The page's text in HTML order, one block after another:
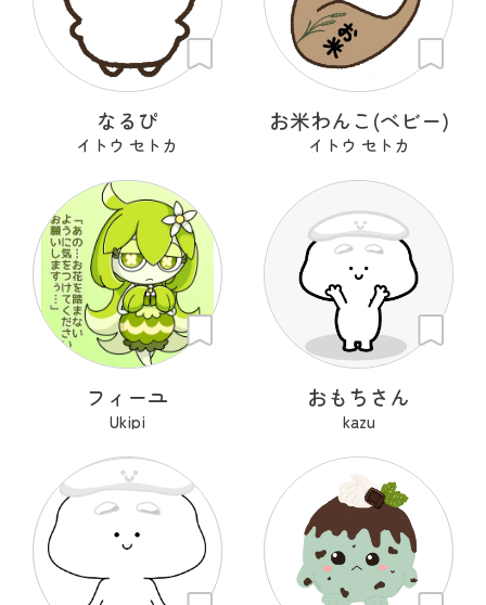
なるぴ
イトウ セトカ
お米わんこ(ベビー)
イトウ セトカ
フィーユ
Ukipi
おもちさん
kazu